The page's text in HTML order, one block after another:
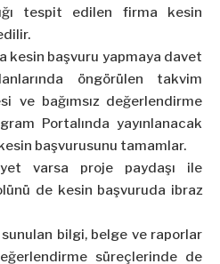
tespit edilen firma kesin
kesin başvuru yapmaya davet
öngörülen takvim
ve bağımsız değerlendirme
Portalında yayınlanacak
başvurusunu tamamlar.
varsa proje paydaşı ile
de kesin başvuruda ibraz
bilgi, belge ve raporlar
süreçlerinde de